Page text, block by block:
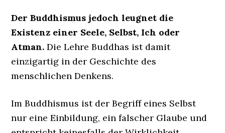
Der Buddhismus jedoch leugnet die
Existenz einer Seele, Selbst, Ich oder
Atman. Die Lehre Buddhas ist damit
einzigartig in der Geschichte des
menschlichen Denkens.
Im Buddhismus ist der Begriff eines Selbst
nur eine Einbildung, ein falscher Glaube und